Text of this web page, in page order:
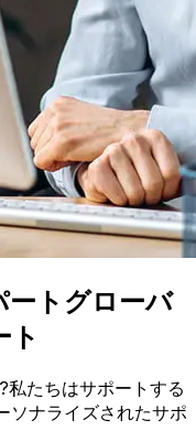
トグローバ
ト
たちはサポートする
ソナライズされたサポ